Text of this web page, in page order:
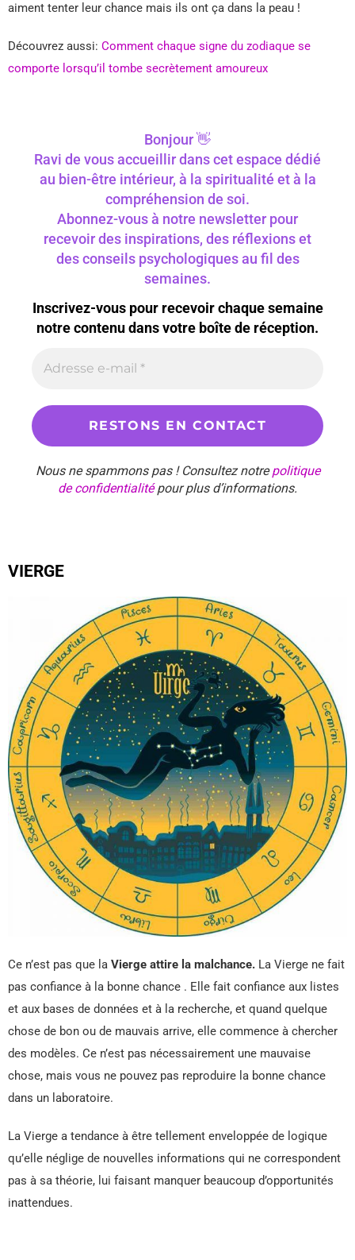
aiment tenter leur chance mais ils ont ça dans la peau !
Découvrez aussi: Comment chaque signe du zodiaque se
comporte lorsqu’il tombe secrètement amoureux
Bonjour 👋
Ravi de vous accueillir dans cet espace dédié
au bien-être intérieur, à la spiritualité et à la
compréhension de soi.
Abonnez-vous à notre newsletter pour
recevoir des inspirations, des réflexions et
des conseils psychologiques au fil des
semaines.
Inscrivez-vous pour recevoir chaque semaine
notre contenu dans votre boîte de réception.
Nous ne spammons pas ! Consultez notrepolitique
de confidentialitépour plus d’informations.
VIERGE
Ce n’est pas que la Vierge attire la malchance. La Vierge ne fait
pas confiance à la bonne chance . Elle fait confiance aux listes
et aux bases de données et à la recherche, et quand quelque
chose de bon ou de mauvais arrive, elle commence à chercher
des modèles. Ce n’est pas nécessairement une mauvaise
chose, mais vous ne pouvez pas reproduire la bonne chance
dans un laboratoire.
La Vierge a tendance à être tellement enveloppée de logique
qu’elle néglige de nouvelles informations qui ne correspondent
pas à sa théorie, lui faisant manquer beaucoup d’opportunités
inattendues.